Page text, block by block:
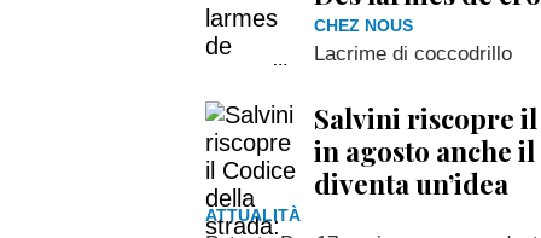
CHEZ NOUS
Lacrime di coccodrillo
Salvini riscopre
in agosto anche
diventa un’idea
ATTUALITÀ